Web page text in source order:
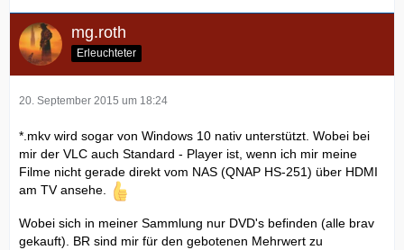
mg.roth
Erleuchteter
20. September 2015 um 18:24
*.mkv wird sogar von Windows 10 nativ unterstützt. Wobei bei
mir der VLC auch Standard - Player ist, wenn ich mir meine
Filme nicht gerade direkt vom NAS (QNAP HS-251) über HDMI
am TV ansehe.
Wobei sich in meiner Sammlung nur DVD's befinden (alle brav
gekauft). BR sind mir für den gebotenen Mehrwert zu